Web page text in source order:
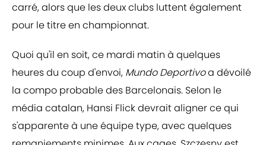
carré, alors que les deux clubs luttent également
pour le titre en championnat.
Quoi qu'il en soit, ce mardi matin à quelques
heures du coup d'envoi, Mundo Deportivoa dévoilé
la compo probable des Barcelonais. Selon le
média catalan, Hansi Flick devrait aligner ce qui
s'apparente à une équipe type, avec quelques